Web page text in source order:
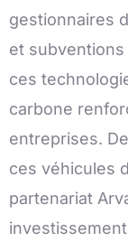
gestionnaires
et
ces
carbone
entreprises.
ces véhicules
partenariat